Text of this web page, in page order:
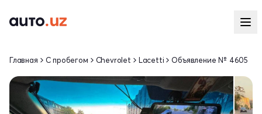
Главная С пробегом Chevrolet Lacetti Объявление № 4605